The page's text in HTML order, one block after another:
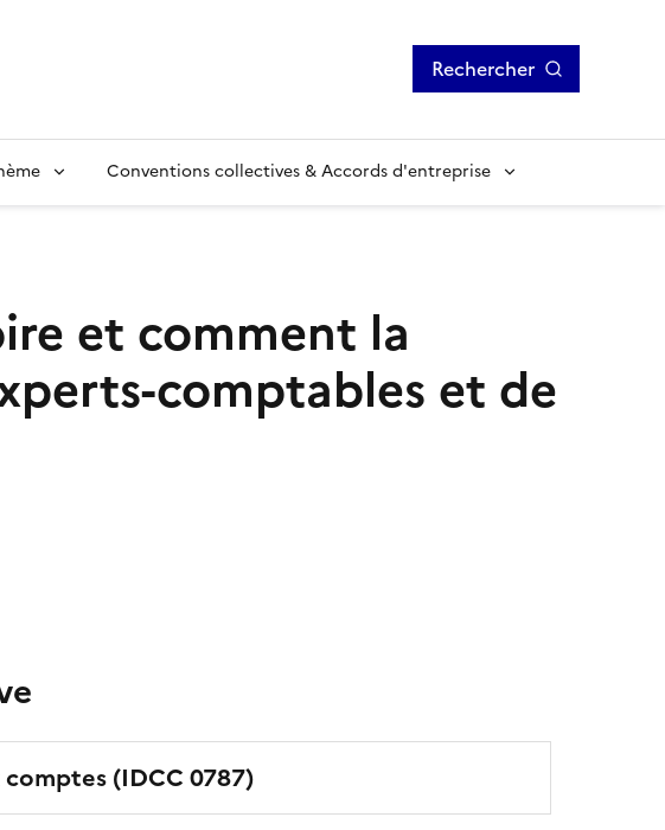
Rechercher
Conventions collectives & Accords d'entreprise
et comment la
comptables et de
comptes (IDCC 0787)